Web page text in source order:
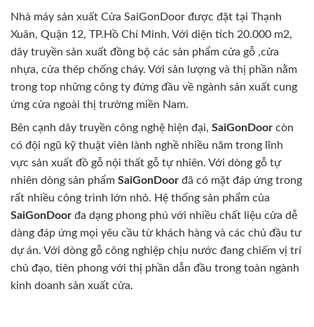
Nhà máy sản xuất Cửa SaiGonDoor được đặt tại Thạnh
Xuân, Quận 12, TP.Hồ Chí Minh. Với diện tích 20.000 m2,
dây truyền sản xuất đồng bộ các sản phẩm cửa gỗ ,cửa
nhựa, cửa thép chống cháy. Với sản lượng và thị phần nằm
trong top những công ty đứng đầu về ngành sản xuất cung
ứng cửa ngoài thị trường miền Nam.
Bên cạnh dây truyền công nghệ hiện đại, SaiGonDoor còn
có đội ngũ kỹ thuật viên lành nghề nhiều năm trong lĩnh
vực sản xuất đồ gỗ nội thất gỗ tự nhiên. Với dòng gỗ tự
nhiên dòng sản phẩm SaiGonDoor đã có mặt đáp ứng trong
rất nhiều công trình lớn nhỏ. Hệ thống sản phẩm của
SaiGonDoor đa dạng phong phú với nhiều chất liệu cửa dễ
dàng đáp ứng mọi yêu cầu từ khách hàng và các chủ đầu tư
dự án. Với dòng gỗ công nghiệp chịu nước đang chiếm vị trí
chủ đạo, tiên phong với thị phần dẫn đầu trong toàn ngành
kinh doanh sản xuất cửa.